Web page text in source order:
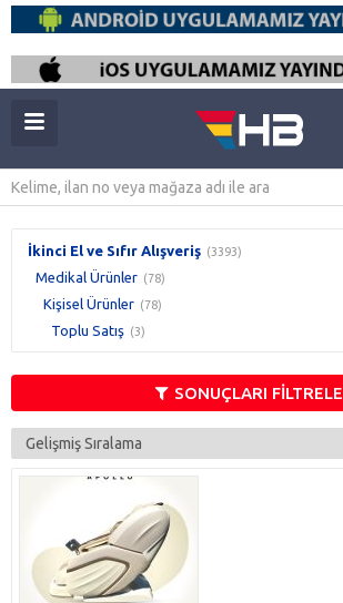
İkinci El ve Sıfır Alışveriş (3393)
Medikal Ürünler (78)
Kişisel Ürünler (78)
Toplu Satış (3)
SONUÇLARI FİLTRELE